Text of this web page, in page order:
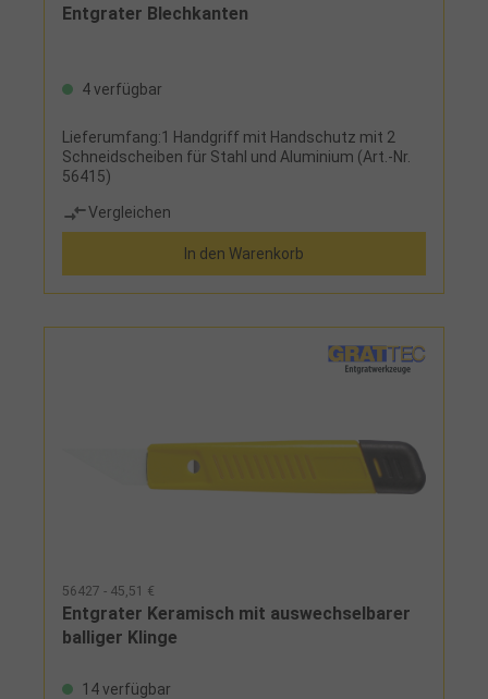
Entgrater Blechkanten
4 verfügbar
Lieferumfang:1 Handgriff mit Handschutz mit 2
Schneidscheiben für Stahl und Aluminium (Art.-Nr.
56415)
Vergleichen
In den Warenkorb
56427 - 45,51 €
Entgrater Keramisch mit auswechselbarer
balliger Klinge
14 verfügbar